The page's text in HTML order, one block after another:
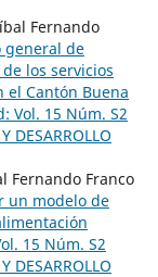
Fernando
general de
los servicios
Cantón Buena
Vol. 15 Núm. S2
DESARROLLO
Fernando Franco
un modelo de
15 Núm. S2
DESARROLLO